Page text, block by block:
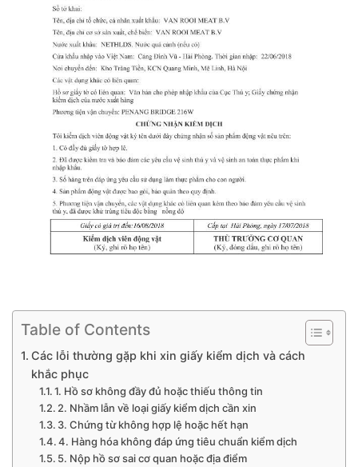
Table of Contents
Các lỗi thường gặp khi xin giấy kiểm dịch và cách
khắc phục
1. Hồ sơ không đầy đủ hoặc thiếu thông tin
2. Nhầm lẫn về loại giấy kiểm dịch cần xin
3. Chứng từ không hợp lệ hoặc hết hạn
4. Hàng hóa không đáp ứng tiêu chuẩn kiểm dịch
5. Nộp hồ sơ sai cơ quan hoặc địa điểm